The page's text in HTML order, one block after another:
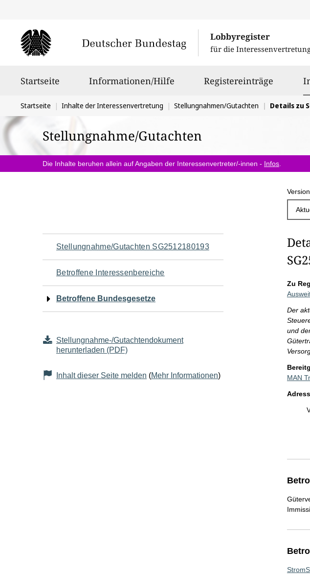
Lobbyregister
für die
Startseite Informationen/Hilfe Registereinträge
Sie
befinden
sich
hier:
Startseite Inhalte der Interessenvertretung Stellungnahmen/Gutachten Details zu
Stellungnahme/Gutachten
Die Inhalte beruhen allein auf Angaben der Interessenvertreter/-innen - Infos
Navigation
für
den
Seiteninhalt
Stellungnahme/Gutachten SG2512180193
Betroffene Interessenbereiche
Betroffene Bundesgesetze
Stellungnahme-/Gutachtendokument
herunterladen (PDF)
Inhalt dieser Seite melden (Mehr Informationen)
Zu
Der
und
MAN